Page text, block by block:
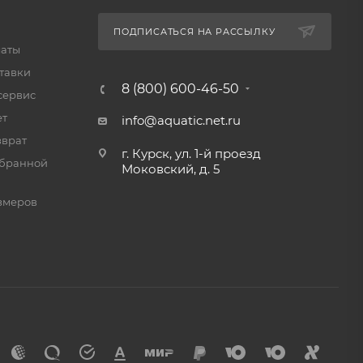
как
на
ПОДПИСАТЬСЯ НА РАССЫЛКУ
8 (800) 600-46-50
info@aquatic.net.ru
г. Курск, ул. 1-й проезд
Моковский, д. 5